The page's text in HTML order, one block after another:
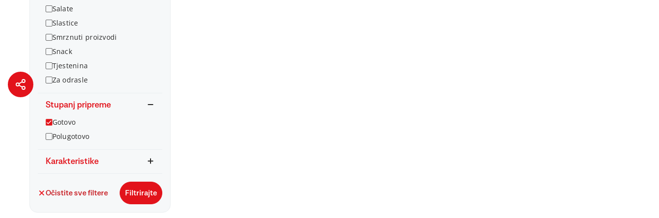
Salate
Slastice
Smrznuti proizvodi
Snack
Tjestenina
Za odrasle
Stupanj pripreme
Gotovo
Polugotovo
Karakteristike
Očistite sve filtere Filtrirajte